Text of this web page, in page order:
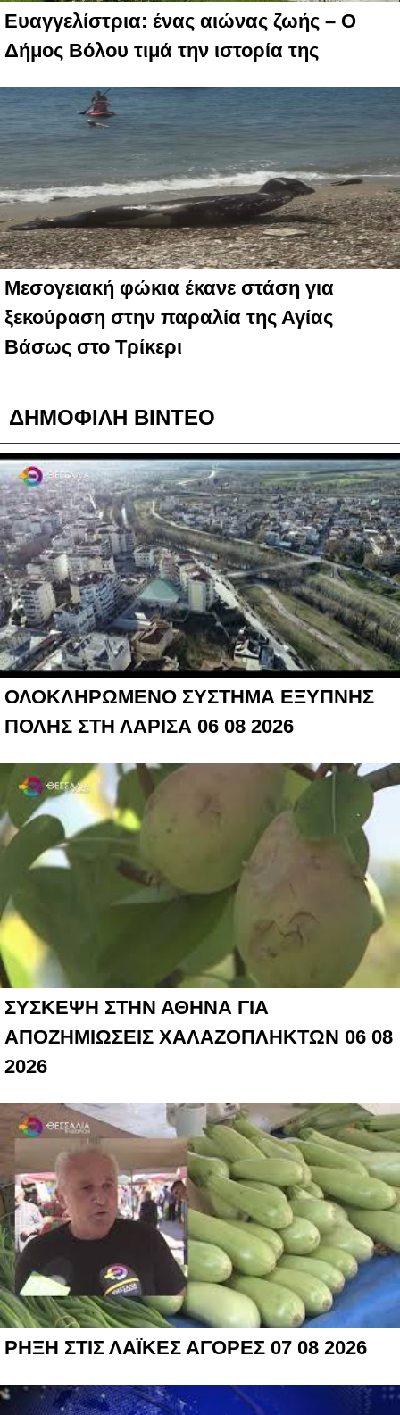
Ευαγγελίστρια: ένας αιώνας ζωής – Ο
Δήμος Βόλου τιμά την ιστορία της
Μεσογειακή φώκια έκανε στάση για
ξεκούραση στην παραλία της Αγίας
Βάσως στο Τρίκερι
ΔΗΜΟΦΙΛΗ ΒΙΝΤΕΟ
ΟΛΟΚΛΗΡΩΜΕΝΟ ΣΥΣΤΗΜΑ ΕΞΥΠΝΗΣ
ΠΟΛΗΣ ΣΤΗ ΛΑΡΙΣΑ 06 08 2026
ΣΥΣΚΕΨΗ ΣΤΗΝ ΑΘΗΝΑ ΓΙΑ
ΑΠΟΖΗΜΙΩΣΕΙΣ ΧΑΛΑΖΟΠΛΗΚΤΩΝ 06 08
2026
ΡΗΞΗ ΣΤΙΣ ΛΑΪΚΕΣ ΑΓΟΡΕΣ 07 08 2026